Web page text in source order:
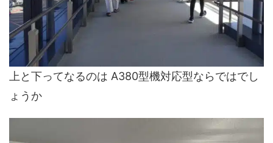
上と下ってなるのは A380型機対応型ならではでし
ょうか